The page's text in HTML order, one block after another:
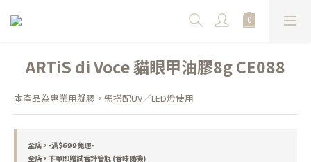
ARTiS di Voce 貓眼甲油膠8g CE088
本產品為專業用凝膠，需搭配UV／LED燈使用
全店，-滿$𝟲𝟵𝟵免運-
全店，下單即贈試香針管瓶 (香味隨機)